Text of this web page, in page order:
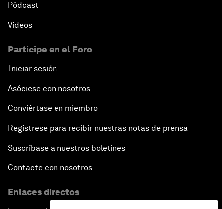
Pódcast
Vídeos
Participe en el Foro
Iniciar sesión
Asóciese con nosotros
Conviértase en miembro
Regístrese para recibir nuestras notas de prensa
Suscríbase a nuestros boletines
Contacte con nosotros
Enlaces directos